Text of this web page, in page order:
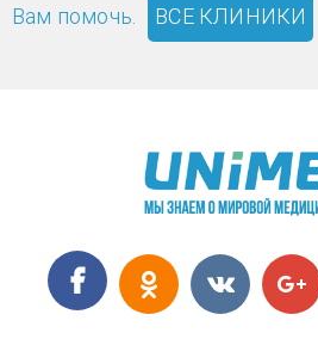
Вам помочь. ВСЕ КЛИНИКИ